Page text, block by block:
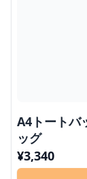
A4トートバ
ッグ
¥3,340